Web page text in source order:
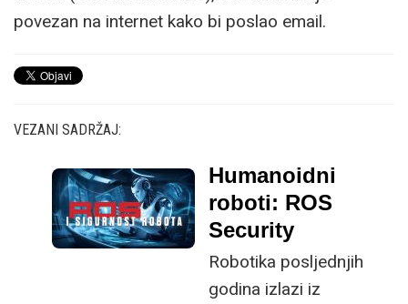
povezan na internet kako bi poslao email.
VEZANI SADRŽAJ:
Humanoidni
roboti: ROS
Security
Robotika posljednjih
godina izlazi iz